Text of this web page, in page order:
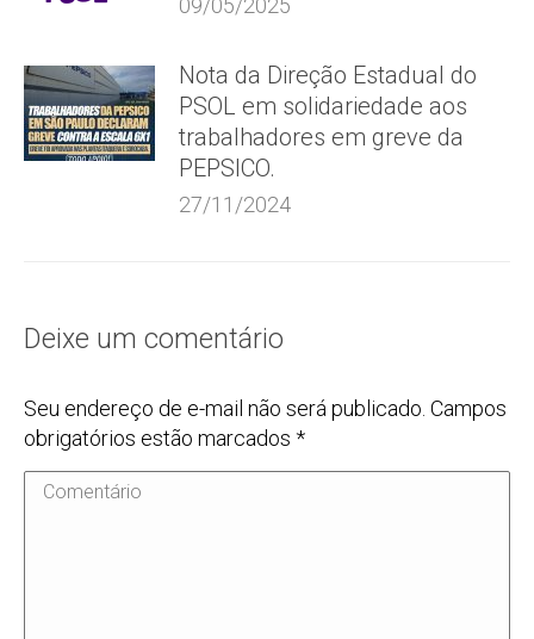
09/05/2025
Nota da Direção Estadual do
PSOL em solidariedade aos
trabalhadores em greve da
PEPSICO.
27/11/2024
Deixe um comentário
Seu endereço de e-mail não será publicado. Campos
obrigatórios estão marcados *
Comentário